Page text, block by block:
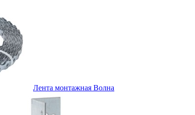
Лента монтажная Волна